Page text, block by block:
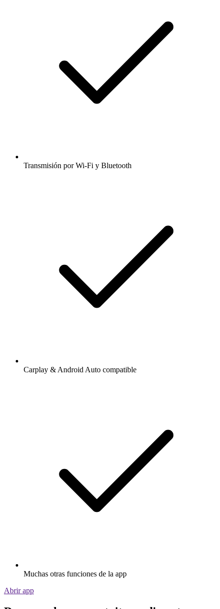
Transmisión por Wi-Fi y Bluetooth
Carplay & Android Auto compatible
Muchas otras funciones de la app
Abrir app